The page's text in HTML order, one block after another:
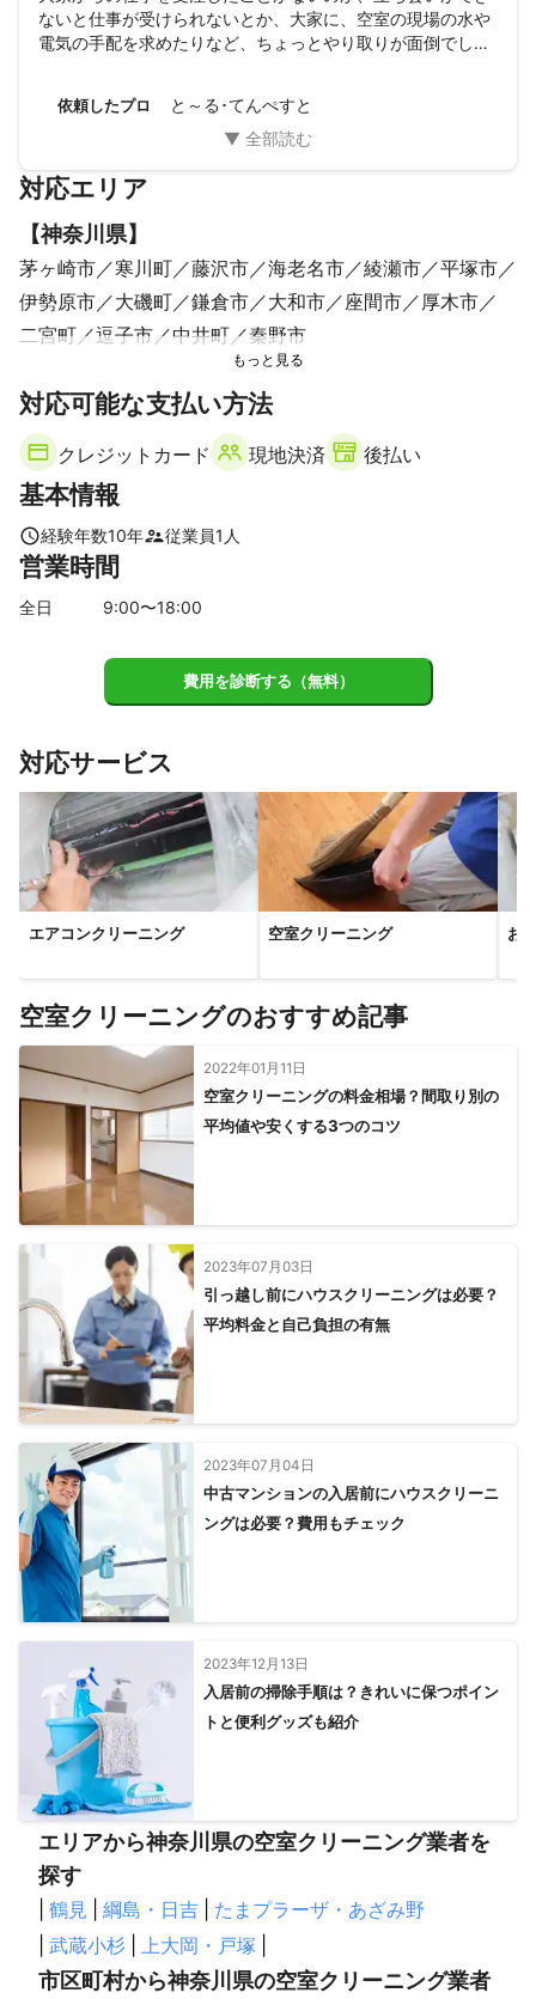
ないと仕事が受けられないとか、大家に、空室の現場の水や
電気の手配を求めたりなど、ちょっとやり取りが面倒でし
依頼したプロ と～る･てんぺすと
対応エリア
【神奈川県】
茅ヶ崎市 寒川町 藤沢市 海老名市 綾瀬市
平塚市
伊勢原市
大磯町 鎌倉市 大和市 座間市
厚木市
二宮町
逗子市 中井町 秦野市
対応可能な支払い方法
クレジットカード 現地決済 後払い
基本情報
経験年数10年 従業員1 人
営業時間
全日 9:00〜18:00
費用を診断する（無料）
対応サービス
エアコンクリーニング 空室クリーニング お
空室クリーニングのおすすめ記事
2022年01月11日
空室クリーニングの料金相場？間取り別の
平均値や安くする3つのコツ
2023年07月03日
引っ越し前にハウスクリーニングは必要？
平均料金と自己負担の有無
2023年07月04日
中古マンションの入居前にハウスクリーニ
ングは必要？費用もチェック
2023年12月13日
入居前の掃除手順は？きれいに保つポイン
トと便利グッズも紹介
エリアから神奈川県の空室クリーニング業者を
探す
鶴見 綱島・日吉
たまプラーザ・あざみ野
武蔵小杉 上大岡・戸塚
市区町村から神奈川県の空室クリーニング業者